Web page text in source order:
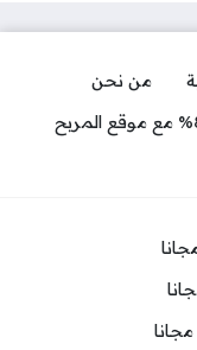
من نحن
مشاركة أرباح جوجل أدسنس بنسبة 85% مع موقع المربح